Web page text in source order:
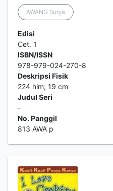
AWANG Surya
Edisi
Cet. 1
ISBN/ISSN
978-979-024-270-8
Deskripsi Fisik
224 hlm; 19 cm
Judul Seri
-
No. Panggil
813 AWA p